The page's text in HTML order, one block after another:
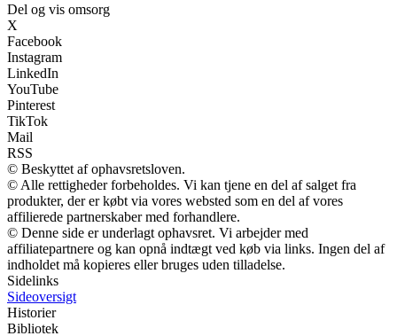
Del og vis omsorg
X
Facebook
Instagram
LinkedIn
YouTube
Pinterest
TikTok
Mail
RSS
© Beskyttet af ophavsretsloven.
© Alle rettigheder forbeholdes. Vi kan tjene en del af salget fra
produkter, der er købt via vores websted som en del af vores
affilierede partnerskaber med forhandlere.
© Denne side er underlagt ophavsret. Vi arbejder med
affiliatepartnere og kan opnå indtægt ved køb via links. Ingen del af
indholdet må kopieres eller bruges uden tilladelse.
Sidelinks
Sideoversigt
Historier
Bibliotek